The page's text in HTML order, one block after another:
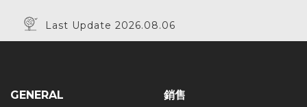
Last Update 2026.08.06
GENERAL 銷售